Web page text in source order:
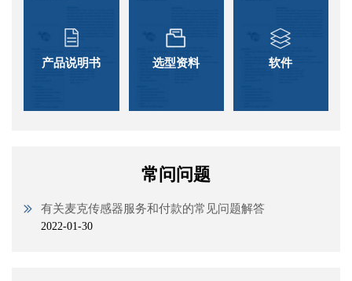
产品说明书 选型资料 软件
常问问题
有关麦克传感器服务和付款的常见问题解答
2022-01-30